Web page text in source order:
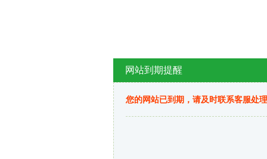
网站到期提醒
您的网站已到期，请及时联系客服处理